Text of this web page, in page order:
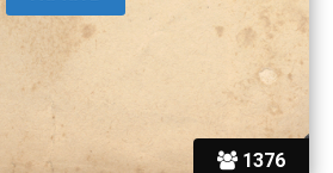
1376